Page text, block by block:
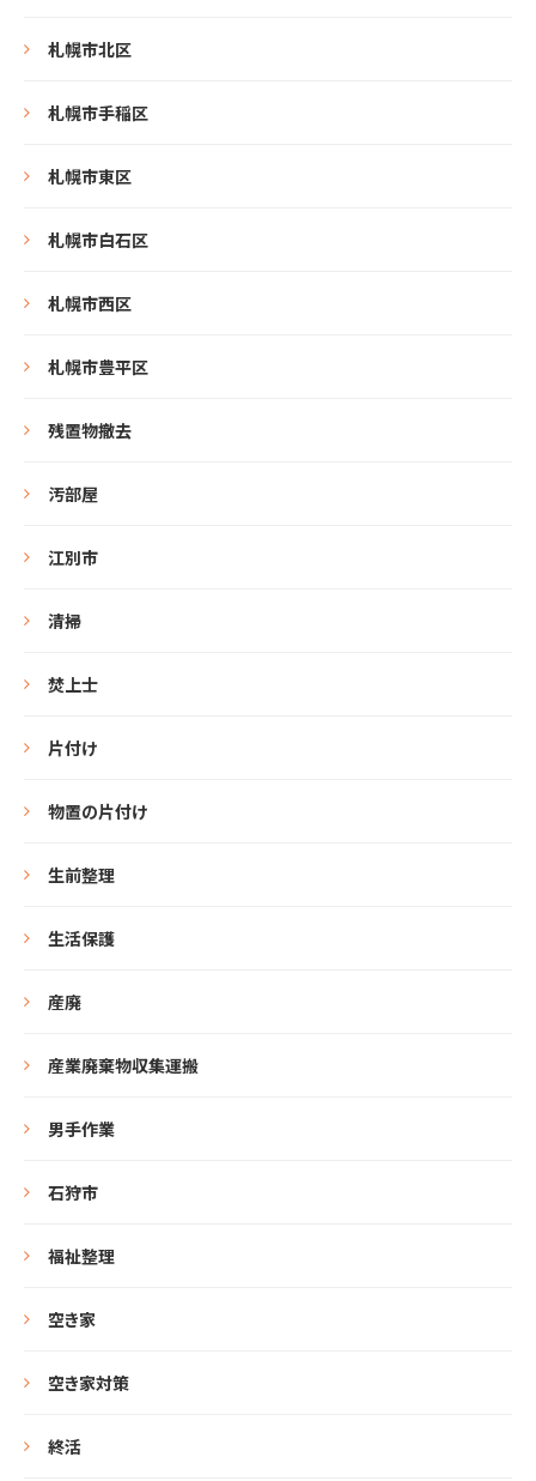
札幌市北区
札幌市手稲区
札幌市東区
札幌市白石区
札幌市西区
札幌市豊平区
残置物撤去
汚部屋
江別市
清掃
焚上士
片付け
物置の片付け
生前整理
生活保護
産廃
産業廃棄物収集運搬
男手作業
石狩市
福祉整理
空き家
空き家対策
終活